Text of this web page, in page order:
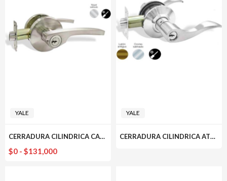
YALE
CERRADURA CILINDRICA CAPRI YALE
$0 - $131,000Rango
YALE
CERRADURA CILINDRICA ATLANTA YALE